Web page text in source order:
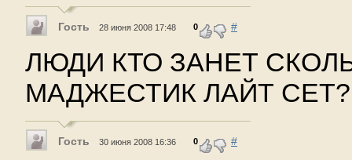
Гость 28 июня 2008 17:48 0 #
ЛЮДИ КТО ЗАНЕТ
МАДЖЕСТИК ЛАЙТ СЕТ?
Гость 30 июня 2008 16:36 0 #